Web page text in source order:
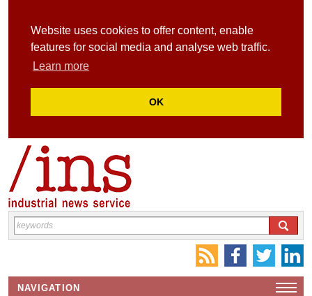
Website uses cookies to offer content, enable
features for social media and analyse web traffic.
Learn more
OK
NAVIGATION